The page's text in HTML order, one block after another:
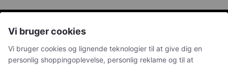
Vi bruger cookies
Vi bruger cookies og lignende teknologier til at give dig en
personlig shoppingoplevelse, personlig reklame og til at